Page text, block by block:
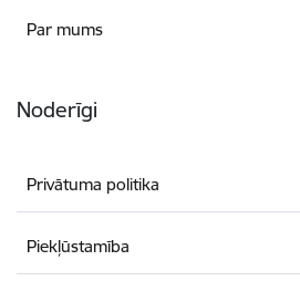
Par mums
Noderīgi
Privātuma politika
Piekļūstamība